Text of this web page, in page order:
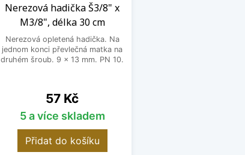
Nerezová hadička Š3/8" x
M3/8", délka 30 cm
Nerezová opletená hadička. Na
jednom konci převlečná matka na
druhém šroub. 9 x 13 mm. PN 10.
Cena
57 Kč
5 a více skladem
Přidat do košíku